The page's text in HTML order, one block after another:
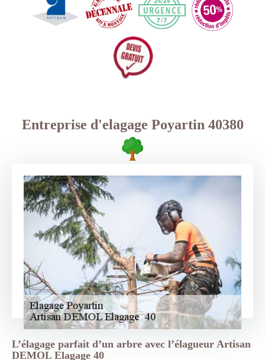
Entreprise d'elagage Poyartin 40380
L’élagage parfait d’un arbre avec l’élagueur Artisan
DEMOL Elagage 40